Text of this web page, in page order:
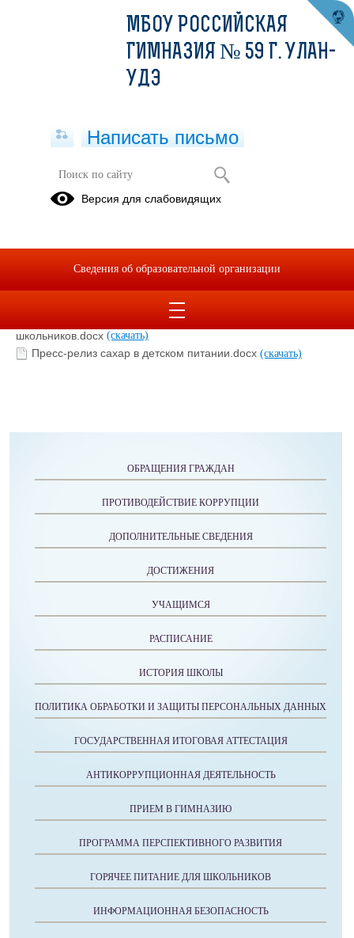
Здоровое питание школьников
Пресс-релиз о правилах здорового питания
школьников.docx (скачать)
Пресс-релиз сахар в детском питании.docx (скачать)
ОБРАЩЕНИЯ ГРАЖДАН
ПРОТИВОДЕЙСТВИЕ КОРРУПЦИИ
ДОПОЛНИТЕЛЬНЫЕ СВЕДЕНИЯ
ДОСТИЖЕНИЯ
УЧАЩИМСЯ
РАСПИСАНИЕ
ИСТОРИЯ ШКОЛЫ
ПОЛИТИКА ОБРАБОТКИ И ЗАЩИТЫ ПЕРСОНАЛЬНЫХ ДАННЫХ
ГОСУДАРСТВЕННАЯ ИТОГОВАЯ АТТЕСТАЦИЯ
АНТИКОРРУПЦИОННАЯ ДЕЯТЕЛЬНОСТЬ
ПРИЕМ В ГИМНАЗИЮ
ПРОГРАММА ПЕРСПЕКТИВНОГО РАЗВИТИЯ
ГОРЯЧЕЕ ПИТАНИЕ ДЛЯ ШКОЛЬНИКОВ
ИНФОРМАЦИОННАЯ БЕЗОПАСНОСТЬ
МБОУ РОССИЙСКАЯ
ГИМНАЗИЯ № 59 Г. УЛАН-
УДЭ
Написать письмо
Версия для слабовидящих
Сведения об образовательной организации